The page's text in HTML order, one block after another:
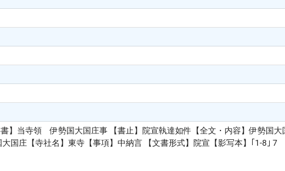
書】当寺領 伊勢国大国庄事 【書止】院宣執達如件【全文・内容】伊勢国
国庄【寺社名】東寺【事項】中納言 【文書形式】院宣【影写本】｢1-8｣ 7